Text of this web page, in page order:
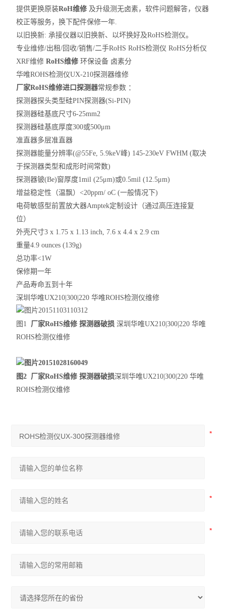
提供更换原装RoH维修 及升级测无卤素，软件问题解答，仪器
校正等服务，换下配件保修一年.
以旧换新: 承接仪器以旧换新、以坏换好及RoHS检测仪。
专业维修/出租/回收/销售/二手RoHS RoHS检测仪 RoHS分析仪
XRF维修RoHS维修环保设备 卤素分
华唯ROHS检测仪UX-210探测器维修
厂家RoHS维修进口探测器常规参数 ：
探测器探头类型硅PIN探测器(Si-PIN)
探测器硅基底尺寸6-25mm2
探测器硅基底厚度300或500μm
准直器多层准直器
探测器能量分辨率(@55Fe, 5.9keV峰) 145-230eV FWHM (取决
于探测器类型和成形时间常数)
探测器铍(Be)窗厚度1mil (25μm)或0.5mil (12.5μm)
增益稳定性（温飘）<20ppm/ oC (一般情况下)
电荷敏感型前置放大器Amptek定制设计（通过高压连接复
位）
外壳尺寸3 x 1.75 x 1.13 inch, 7.6 x 4.4 x 2.9 cm
重量4.9 ounces (139g)
总功率<1W
保修期一年
产品寿命五到十年
深圳华唯UX210|300|220 华唯ROHS检测仪维修
图1 厂家RoHS维修 探测器破损深圳华唯UX210|300|220 华唯
ROHS检测仪维修
图2 厂家RoHS维修 探测器破损深圳华唯UX210|300|220 华唯
ROHS检测仪维修